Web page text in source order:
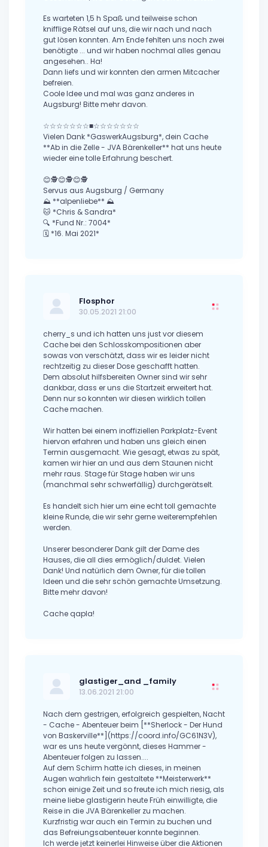
Es warteten 1,5 h Spaß und teilweise schon
knifflige Rätsel auf uns, die wir nach und nach
gut lösen konnten. Am Ende fehlten uns noch zwei
benötigte ... und wir haben nochmal alles genau
angesehen.. Ha!
Dann liefs und wir konnten den armen Mitcacher
befreien.
Coole Idee und mal was ganz anderes in
Augsburg! Bitte mehr davon.
☆☆☆☆☆☆☆■☆☆☆☆☆☆☆
Vielen Dank *GaswerkAugsburg*, dein Cache
**Ab in die Zelle - JVA Bärenkeller** hat uns heute
wieder eine tolle Erfahrung beschert.
😊🕵️😊🕵️😊🕵️
Servus aus Augsburg / Germany
⛰️ **alpenliebe** ⛰️
🐱 *Chris & Sandra*
🔍 *Fund Nr.: 7004*
🗓️ *16. Mai 2021*
Flosphor
30.05.2021 21:00
cherry_s und ich hatten uns just vor diesem
Cache bei den Schlosskompositionen aber
sowas von verschätzt, dass wir es leider nicht
rechtzeitig zu dieser Dose geschafft hatten.
Dem absolut hilfsbereiten Owner sind wir sehr
dankbar, dass er uns die Startzeit erweitert hat.
Denn nur so konnten wir diesen wirklich tollen
Cache machen.
Wir hatten bei einem inoffiziellen Parkplatz-Event
hiervon erfahren und haben uns gleich einen
Termin ausgemacht. Wie gesagt, etwas zu spät,
kamen wir hier an und aus dem Staunen nicht
mehr raus. Stage für Stage haben wir uns
(manchmal sehr schwerfällig) durchgerätselt.
Es handelt sich hier um eine echt toll gemachte
kleine Runde, die wir sehr gerne weiterempfehlen
werden.
Unserer besonderer Dank gilt der Dame des
Hauses, die all dies ermöglich/duldet. Vielen
Dank! Und natürlich dem Owner, für die tollen
Ideen und die sehr schön gemachte Umsetzung.
Bitte mehr davon!
Cache qapla!
glastiger_and _family
13.06.2021 21:00
Nach dem gestrigen, erfolgreich gespielten, Nacht
- Cache - Abenteuer beim [**Sherlock - Der Hund
von Baskerville**](https://coord.info/GC61N3V),
war es uns heute vergönnt, dieses Hammer -
Abenteuer folgen zu lassen....
Auf dem Schirm hatte ich dieses, in meinen
Augen wahrlich fein gestaltete **Meisterwerk**
schon einige Zeit und so freute ich mich riesig, als
meine liebe glastigerin heute Früh einwilligte, die
Reise in die JVA Bärenkeller zu machen.
Kurzfristig war auch ein Termin zu buchen und
das Befreiungsabenteuer konnte beginnen.
Ich werde jetzt keinerlei Hinweise über die Aktionen